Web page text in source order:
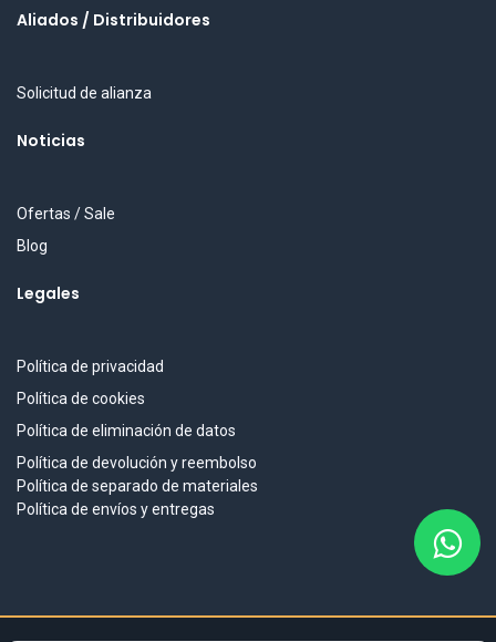
Aliados / Distribuidores
Solicitud de alianza
Noticias
Ofertas / Sale
Blog
Legales
Política de privacidad
Política de cookies
Política de eliminación de datos
Política de devolución y reembolso
Política de separado de materiales
Política de envíos y entregas